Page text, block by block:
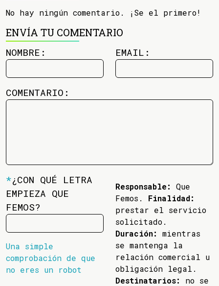
No hay ningún comentario. ¡Se el primero!
ENVÍA TU COMENTARIO
NOMBRE: EMAIL:
COMENTARIO:
*¿CON QUÉ LETRA
EMPIEZA QUE
FEMOS?
Una simple
comprobación de que
no eres un robot
Responsable:
Que
Femos. Finalidad:
prestar el servicio
solicitado.
Duración:
mientras
se mantenga la
relación comercial u
obligación legal.
Destinatarios:
no se